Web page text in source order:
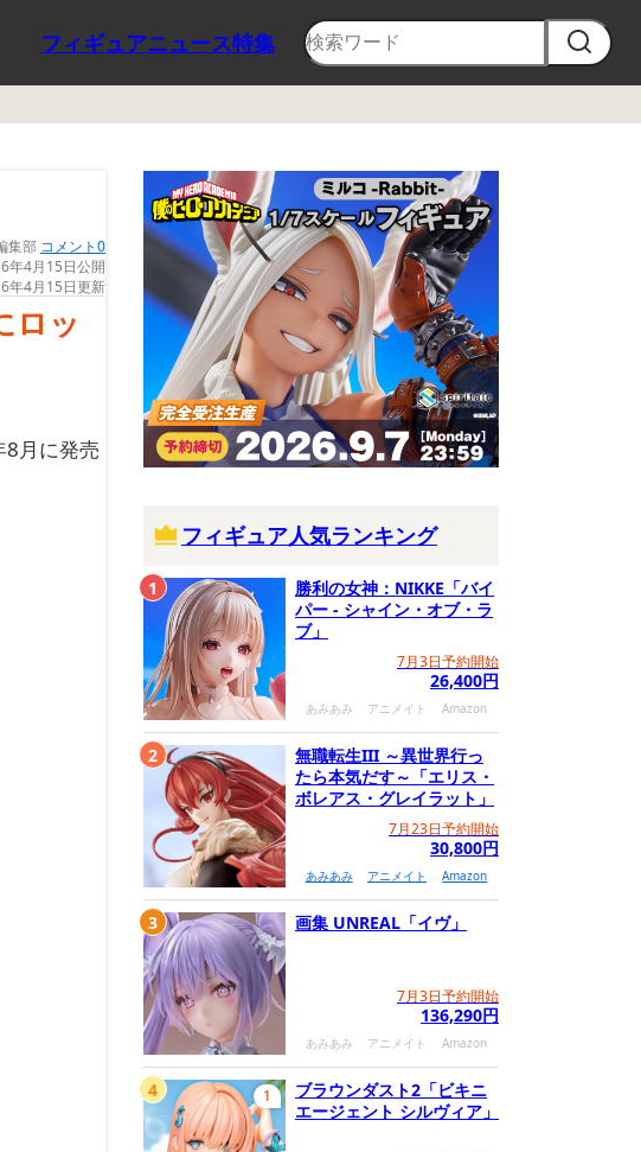
フィギュアニュース特集
集部 コメント0
年4月15日公開
年4月15日更新
ロッ
月に発売
フィギュア人気ランキング
勝利の女神：NIKKE「バイ
パー - シャイン・オブ・ラ
ブ」
7月3日予約開始
26,400円
あみあみ アニメイト Amazon
1
無職転生III ～異世界行っ
たら本気だす～「エリス・
ボレアス・グレイラット」
7月23日予約開始
30,800円
あみあみ アニメイト Amazon
2
画集 UNREAL「イヴ」
7月3日予約開始
136,290円
あみあみ アニメイト Amazon
3
ブラウンダスト2「ビキニ
エージェント シルヴィア」
1
4